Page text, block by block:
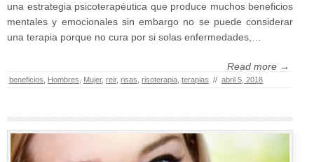
una estrategia psicoterapéutica que produce muchos beneficios
mentales y emocionales sin embargo no se puede considerar
una terapia porque no cura por si solas enfermedades,…
Read more →
beneficios Hombres Mujer, reir, risas risoterapia terapias // abril 5, 2018